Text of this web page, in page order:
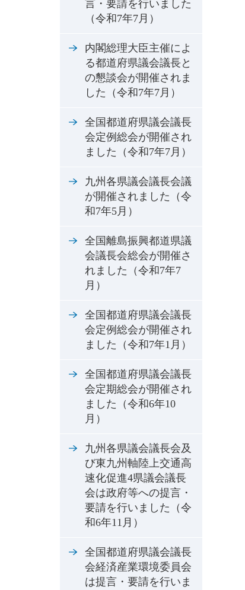
言・要請を行いました
（令和7年7月）
内閣総理大臣主催によ
る都道府県議会議長と
の懇談会が開催されま
した（令和7年7月）
全国都道府県議会議長
会定例総会が開催され
ました（令和7年7月）
九州各県議会議長会議
が開催されました（令
和7年5月）
全国離島振興都道県議
会議長会総会が開催さ
れました（令和7年7
月）
全国都道府県議会議長
会定例総会が開催され
ました（令和7年1月）
全国都道府県議会議長
会定期総会が開催され
ました（令和6年10
月）
九州各県議会議長会及
び東九州軸陸上交通高
速化促進4県議会議長
会は政府等への提言・
要請を行いました（令
和6年11月）
全国都道府県議会議長
会経済産業環境委員会
は提言・要請を行いま